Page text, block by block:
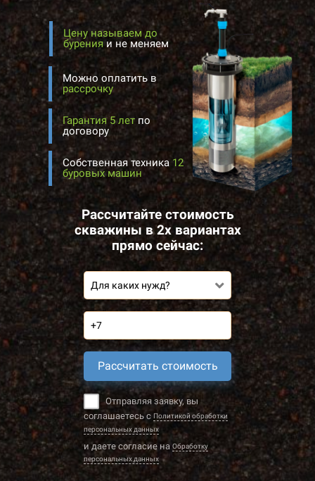
Цену называем до
буренияи не меняем
Собственная техника 12
буровых машин
Можно оплатить в
рассрочку
Рассчитайте стоимость
скважины в 2х вариантах
прямо сейчас:
Для каких нужд?
Рассчитать стоимость
Отправляя заявку, вы
соглашаетесь с Политикой обработки
персональных данных
и даете согласие на Обработку
персональных данных
Гарантия 5 лет по
договору